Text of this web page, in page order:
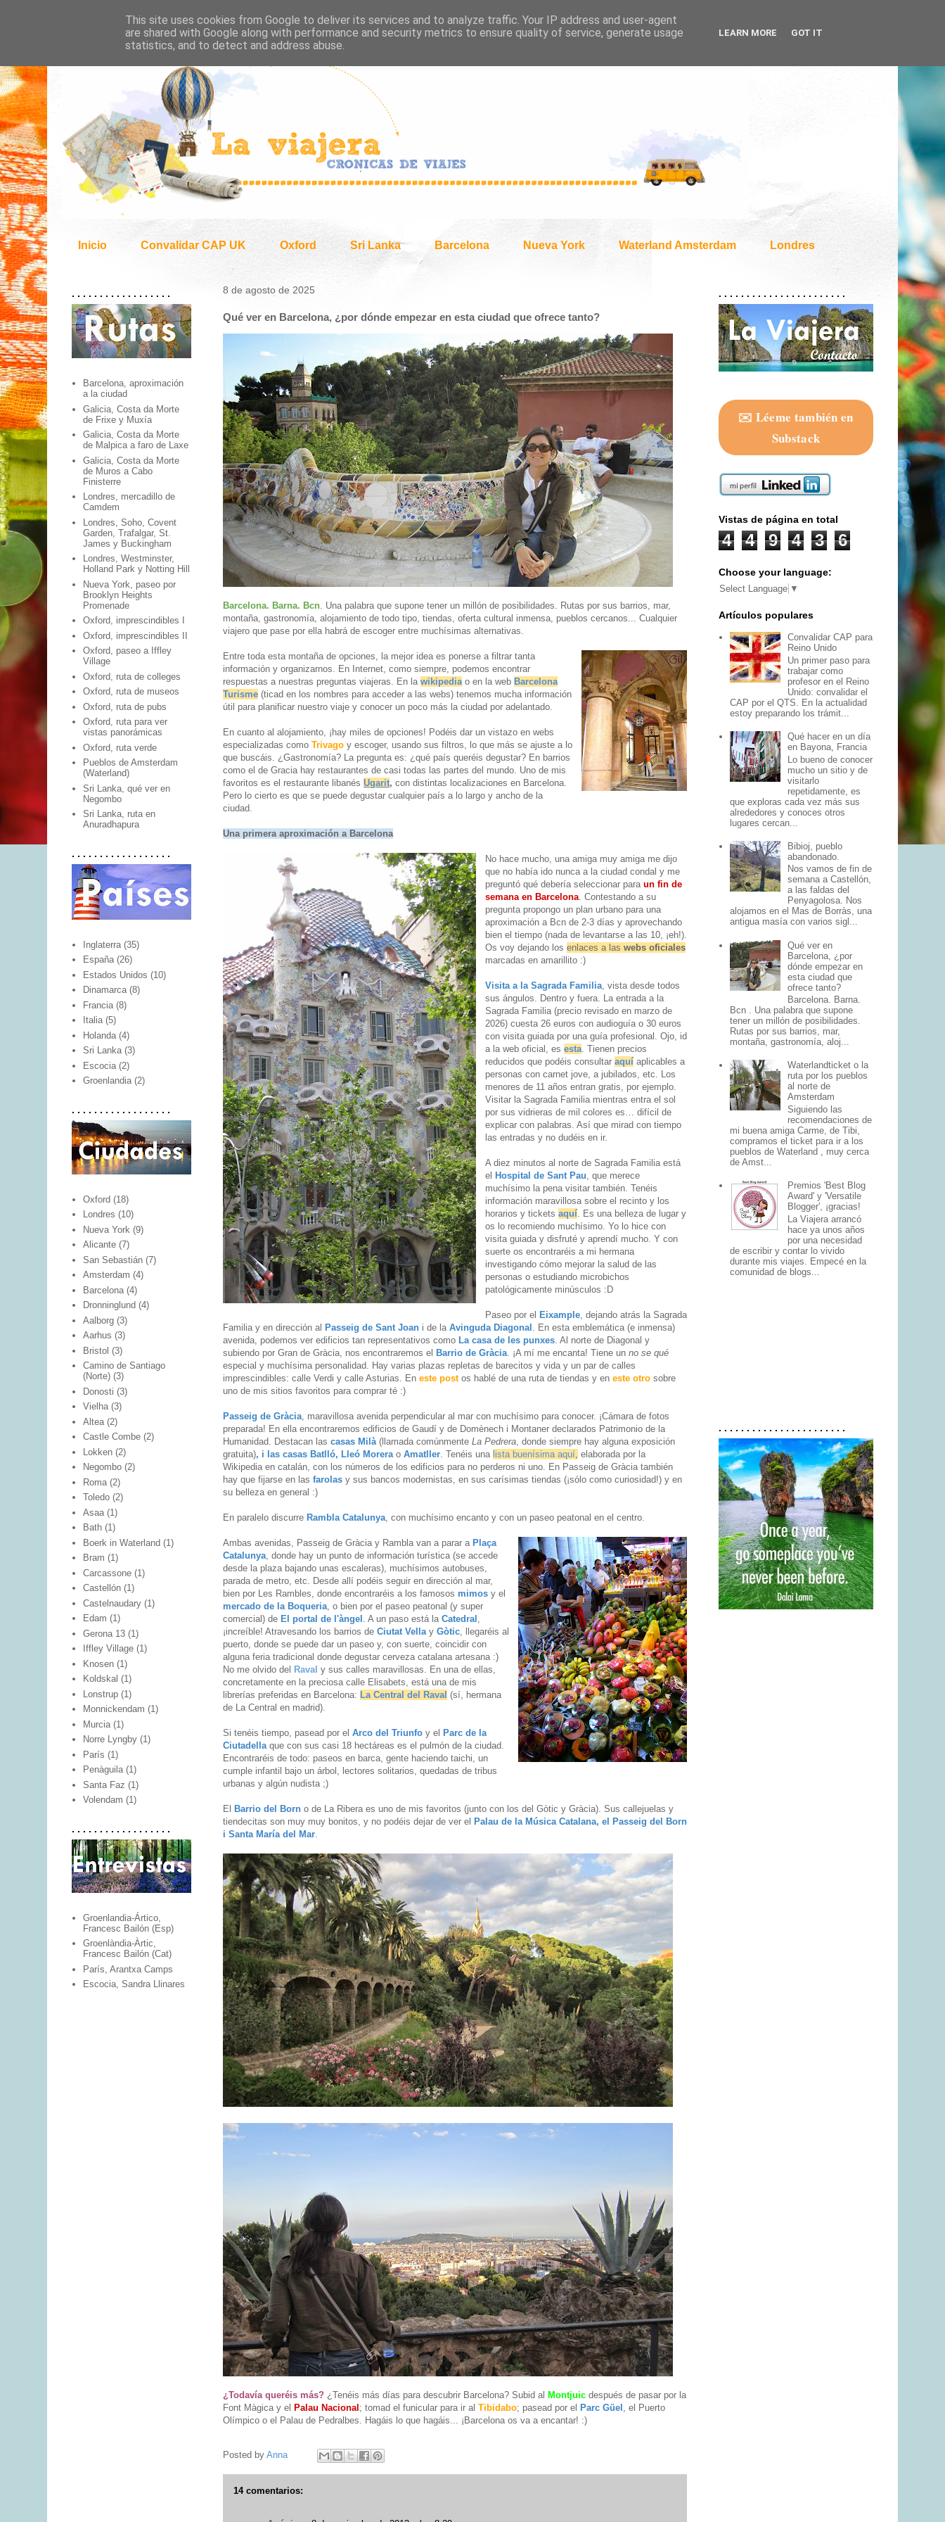
Inicio Convalidar CAP UK Oxford Sri Lanka Barcelona Nueva York Waterland Amsterdam Londres
8 de agosto de 2025
Qué ver en Barcelona, ¿por dónde empezar en esta ciudad que ofrece tanto?
Barcelona. Barna. Bcn. Una palabra que supone tener un millón de posibilidades. Rutas por sus barrios, mar,
montaña, gastronomía, alojamiento de todo tipo, tiendas, oferta cultural inmensa, pueblos cercanos... Cualquier
viajero que pase por ella habrá de escoger entre muchísimas alternativas.
Entre toda esta montaña de opciones, la mejor idea es ponerse a filtrar tanta
información y organizarnos. En Internet, como siempre, podemos encontrar
respuestas a nuestras preguntas viajeras. En la wikipediao en la web Barcelona
Turisme (ticad en los nombres para acceder a las webs) tenemos mucha información
útil para planificar nuestro viaje y conocer un poco más la ciudad por adelantado.
En cuanto al alojamiento, ¡hay miles de opciones! Podéis dar un vistazo en webs
especializadas como Trivago y escoger, usando sus filtros, lo que más se ajuste a lo
que buscáis. ¿Gastronomía? La pregunta es: ¿qué país queréis degustar? En barrios
como el de Gracia hay restaurantes de casi todas las partes del mundo. Uno de mis
favoritos es el restaurante libanés Ugarit, con distintas localizaciones en Barcelona.
Pero lo cierto es que se puede degustar cualquier país a lo largo y ancho de la
ciudad.
Una primera aproximación a Barcelona
No hace mucho, una amiga muy amiga me dijo
que no había ido nunca a la ciudad condal y me
preguntó qué debería seleccionar para un fin de
semana en Barcelona. Contestando a su
pregunta propongo un plan urbano para una
aproximación a Bcn de 2-3 días y aprovechando
bien el tiempo (nada de levantarse a las 10, ¡eh!).
Os voy dejando los enlaces a las webs oficiales
marcadas en amarillito :)
Visita a la Sagrada Familia, vista desde todos
sus ángulos. Dentro y fuera. La entrada a la
Sagrada Familia (precio revisado en marzo de
2026) cuesta 26 euros con audioguía o 30 euros
con visita guiada por una guía profesional. Ojo, id
a la web oficial, es esta. Tienen precios
reducidos que podéis consultar aquí aplicables a
personas con carnet jove, a jubilados, etc. Los
menores de 11 años entran gratis, por ejemplo.
Visitar la Sagrada Familia mientras entra el sol
por sus vidrieras de mil colores es… difícil de
explicar con palabras. Así que mirad con tiempo
las entradas y no dudéis en ir.
A diez minutos al norte de Sagrada Familia está
el Hospital de Sant Pau, que merece
muchísimo la pena visitar también. Tenéis
información maravillosa sobre el recinto y los
horarios y tickets aquí. Es una belleza de lugar y
os lo recomiendo muchísimo. Yo lo hice con
visita guiada y disfruté y aprendí mucho. Y con
suerte os encontraréis a mi hermana
investigando cómo mejorar la salud de las
personas o estudiando microbichos
patológicamente minúsculos :D
Paseo por el Eixample, dejando atrás la Sagrada
Familia y en dirección al Passeig de Sant Joan i de la Avinguda Diagonal . En esta emblemática (e inmensa)
avenida, podemos ver edificios tan representativos como La casa de les punxes. Al norte de Diagonal y
subiendo por Gran de Gràcia, nos encontraremos el Barrio de Gràcia. ¡A mí me encanta! Tiene un no se qué
especial y muchísima personalidad. Hay varias plazas repletas de barecitos y vida y un par de calles
imprescindibles: calle Verdi y calle Asturias. En este post os hablé de una ruta de tiendas y en este otro sobre
uno de mis sitios favoritos para comprar té :)
Passeig de Gràcia, maravillosa avenida perpendicular al mar con muchísimo para conocer. ¡Cámara de fotos
preparada! En ella encontraremos edificios de Gaudí y de Domènech i Montaner declarados Patrimonio de la
Humanidad. Destacan las casas Milà (llamada comúnmente La Pedrera, donde siempre hay alguna exposición
gratuita), i las casas Batlló, Lleó Morera o Amatller. Tenéis una lista buenísima aquí, elaborada por la
Wikipedia en catalán, con los números de los edificios para no perderos ni uno. En Passeig de Gràcia también
hay que fijarse en las farolas y sus bancos modernistas, en sus carísimas tiendas (¡sólo como curiosidad!) y en
su belleza en general :)
En paralelo discurre Rambla Catalunya, con muchísimo encanto y con un paseo peatonal en el centro.
Ambas avenidas, Passeig de Gràcia y Rambla van a parar a Plaça
Catalunya, donde hay un punto de información turística (se accede
desde la plaza bajando unas escaleras), muchísimos autobuses,
parada de metro, etc. Desde allí podéis seguir en dirección al mar,
bien por Les Rambles, donde encontraréis a los famosos mimos y el
mercado de la Boqueria, o bien por el paseo peatonal (y super
comercial) de El portal de l'àngel . A un paso está la Catedral ,
¡increíble! Atravesando los barrios de Ciutat Vellay Gòtic, llegaréis al
puerto, donde se puede dar un paseo y, con suerte, coincidir con
alguna feria tradicional donde degustar cerveza catalana artesana :)
No me olvido del Raval y sus calles maravillosas. En una de ellas,
concretamente en la preciosa calle Elisabets, está una de mis
librerías preferidas en Barcelona: La Central del Raval (sí, hermana
de La Central en madrid).
Si tenéis tiempo, pasead por el Arco del Triunfo y el Parc de la
Ciutadellaque con sus casi 18 hectáreas es el pulmón de la ciudad.
Encontraréis de todo: paseos en barca, gente haciendo taichi, un
cumple infantil bajo un árbol, lectores solitarios, quedadas de tribus
urbanas y algún nudista ;)
El Barrio del Born o de La Ribera es uno de mis favoritos (junto con los del Gòtic y Gràcia). Sus callejuelas y
tiendecitas son muy muy bonitos, y no podéis dejar de ver el Palau de la Música Catalana, el Passeig del Born
i Santa María del Mar.
¿Todavía queréis más? ¿Tenéis más días para descubrir Barcelona? Subid al Montjuic después de pasar por la
Font Màgica y el Palau Nacional ; tomad el funicular para ir al Tibidabo; pasead por el Parc Güel , el Puerto
Olímpico o el Palau de Pedralbes. Hagáis lo que hagáis... ¡Barcelona os va a encantar! :)
Posted by Anna
14 comentarios:
. . . . . . . . . . . . . . . . . .
Barcelona, aproximación
a la ciudad
Galicia, Costa da Morte
de Frixe y Muxía
Galicia, Costa da Morte
de Malpica a faro de Laxe
Galicia, Costa da Morte
de Muros a Cabo
Finisterre
Londres, mercadillo de
Camdem
Londres, Soho, Covent
Garden, Trafalgar, St.
James y Buckingham
Londres, Westminster,
Holland Park y Notting Hill
Nueva York, paseo por
Brooklyn Heights
Promenade
Oxford, imprescindibles I
Oxford, imprescindibles II
Oxford, paseo a Iffley
Village
Oxford, ruta de colleges
Oxford, ruta de museos
Oxford, ruta de pubs
Oxford, ruta para ver
vistas panorámicas
Oxford, ruta verde
Pueblos de Amsterdam
(Waterland)
Sri Lanka, qué ver en
Negombo
Sri Lanka, ruta en
Anuradhapura
. . . . . . . . . . . . . . . . . .
Inglaterra (35)
España (26)
Estados Unidos (10)
Dinamarca (8)
Francia (8)
Italia (5)
Holanda (4)
Sri Lanka (3)
Escocia (2)
Groenlandia (2)
. . . . . . . . . . . . . . . . . .
Oxford (18)
Londres (10)
Nueva York (9)
Alicante (7)
San Sebastián (7)
Amsterdam (4)
Barcelona (4)
Dronninglund (4)
Aalborg (3)
Aarhus (3)
Bristol (3)
Camino de Santiago
(Norte) (3)
Donosti (3)
Vielha (3)
Altea (2)
Castle Combe (2)
Lokken (2)
Negombo (2)
Roma (2)
Toledo (2)
Asaa (1)
Bath (1)
Boerk in Waterland (1)
Bram (1)
Carcassone (1)
Castellón (1)
Castelnaudary (1)
Edam (1)
Gerona 13 (1)
Iffley Village (1)
Knosen (1)
Koldskal (1)
Lonstrup (1)
Monnickendam (1)
Murcia (1)
Norre Lyngby (1)
París (1)
Penàguila (1)
Santa Faz (1)
Volendam (1)
. . . . . . . . . . . . . . . . . .
Groenlandia-Ártico,
Francesc Bailón (Esp)
Groenlàndia-Àrtic,
Francesc Bailón (Cat)
París, Arantxa Camps
Escocia, Sandra Llinares
. . . . . . . . . . . . . . . . . . . . . . .
✉️ Léeme también en
Substack
Vistas de página en total
4 4 9 4 3 6
Choose your language:
Select Language ▼
Artículos populares
Convalidar CAP para
Reino Unido
Un primer paso para
trabajar como
profesor en el Reino
Unido: convalidar el
CAP por el QTS. En la actualidad
estoy preparando los trámit...
Qué hacer en un día
en Bayona, Francia
Lo bueno de conocer
mucho un sitio y de
visitarlo
repetidamente, es
que exploras cada vez más sus
alrededores y conoces otros
lugares cercan...
Bibioj, pueblo
abandonado.
Nos vamos de fin de
semana a Castellón,
a las faldas del
Penyagolosa. Nos
alojamos en el Mas de Borràs, una
antigua masía con varios sigl...
Qué ver en
Barcelona, ¿por
dónde empezar en
esta ciudad que
ofrece tanto?
Barcelona. Barna.
Bcn . Una palabra que supone
tener un millón de posibilidades.
Rutas por sus barrios, mar,
montaña, gastronomía, aloj...
Waterlandticket o la
ruta por los pueblos
al norte de
Amsterdam
Siguiendo las
recomendaciones de
mi buena amiga Carme, de Tibi,
compramos el ticket para ir a los
pueblos de Waterland , muy cerca
de Amst...
Premios 'Best Blog
Award' y 'Versatile
Blogger', ¡gracias!
La Viajera arrancó
hace ya unos años
por una necesidad
de escribir y contar lo vivido
durante mis viajes. Empecé en la
comunidad de blogs...
. . . . . . . . . . . . . . . . . . . . . . .
This site uses cookies from Google to deliver its services and to analyze traffic. Your IP address and user-agent
are shared with Google along with performance and security metrics to ensure quality of service, generate usage
statistics, and to detect and address abuse.
LEARN MORE GOT IT